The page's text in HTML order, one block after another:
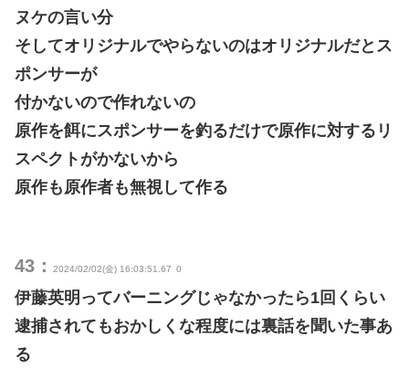
ヌケの言い分
そしてオリジナルでやらないのはオリジナルだとス
ポンサーが
付かないので作れないの
原作を餌にスポンサーを釣るだけで原作に対するリ
スペクトがかないから
原作も原作者も無視して作る
43： 2024/02/02(金) 16:03:51.67 0
伊藤英明ってバーニングじゃなかったら1回くらい
逮捕されてもおかしくな程度には裏話を聞いた事あ
る